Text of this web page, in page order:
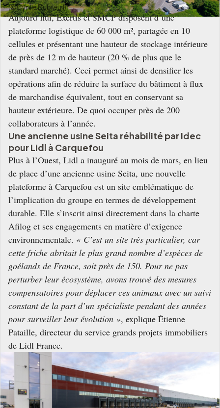
(©Cyrille Dubreuil)
Aujourd’hui, Exertis et SMCP disposent d’une
plateforme logistique de 60 000 m², partagée en 10
cellules et présentant une hauteur de stockage intérieure
de près de 12 m de hauteur (20 % de plus que le
standard marché). Ceci permet ainsi de densifier les
opérations afin de réduire la surface du bâtiment à flux
de marchandise équivalent, tout en conservant sa
hauteur extérieure. De quoi occuper près de 200
collaborateurs à l’année.
Une ancienne usine Seita réhabilité par Idec
pour Lidl à Carquefou
Plus à l’Ouest, Lidl a inauguré au mois de mars, en lieu
de place d’une ancienne usine Seita, une nouvelle
plateforme à Carquefou est un site emblématique de
l’implication du groupe en termes de développement
durable. Elle s’inscrit ainsi directement dans la charte
Afilog et ses engagements en matière d’exigence
environnementale. « C’est un site très particulier, car
cette friche abritait le plus grand nombre d’espèces de
goélands de France, soit près de 150. Pour ne pas
perturber leur écosystème, avons trouvé des mesures
compensatoires pour déplacer ces animaux avec un suivi
constant de la part d’un spécialiste pendant des années
pour surveiller leur évolution », explique Étienne
Pataille, directeur du service grands projets immobiliers
de Lidl France.